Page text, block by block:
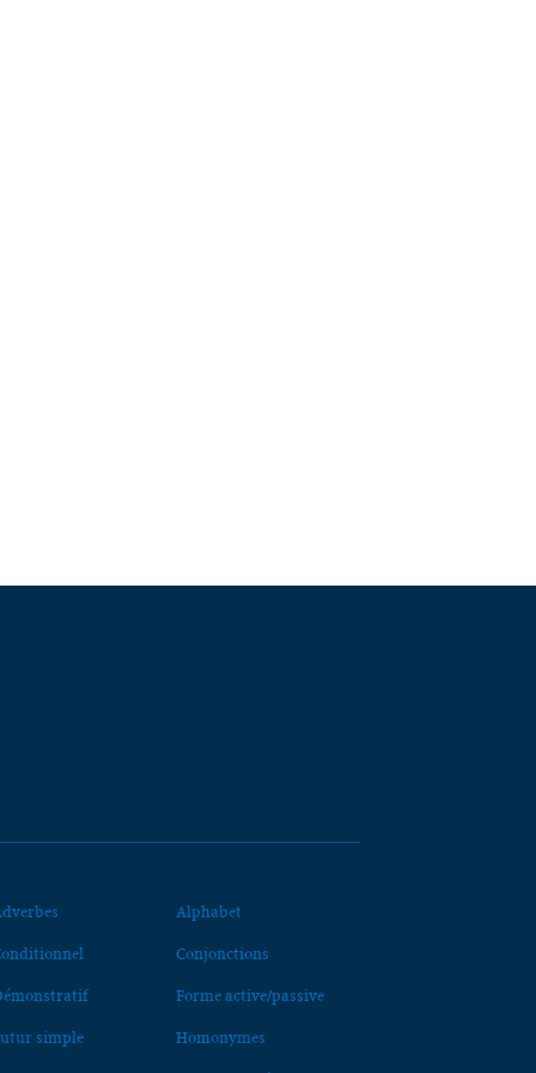
Alphabet
Conjonctions
Forme active/passive
simple Homonymes